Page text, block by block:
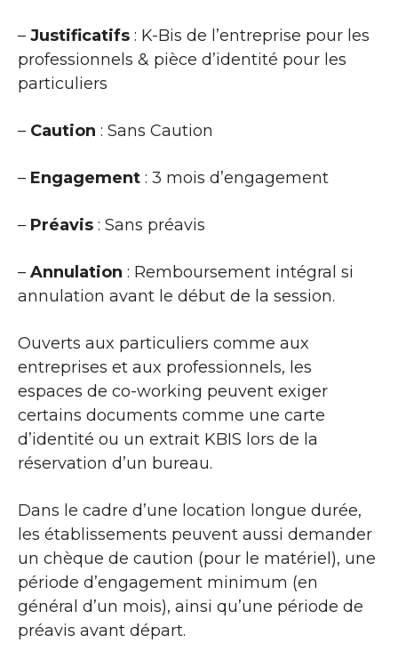
– Justificatifs : K-Bis de l’entreprise pour les
professionnels & pièce d’identité pour les
particuliers
– Caution : Sans Caution
– Engagement : 3 mois d’engagement
– Préavis : Sans préavis
– Annulation : Remboursement intégral si
annulation avant le début de la session.
Ouverts aux particuliers comme aux
entreprises et aux professionnels, les
espaces de co-working peuvent exiger
certains documents comme une carte
d’identité ou un extrait KBIS lors de la
réservation d’un bureau.
Dans le cadre d’une location longue durée,
les établissements peuvent aussi demander
un chèque de caution (pour le matériel), une
période d’engagement minimum (en
général d’un mois), ainsi qu’une période de
préavis avant départ.